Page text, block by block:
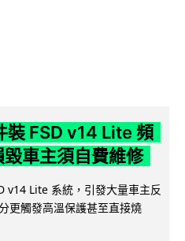
FSD v14 Lite 頻
車主須自費維修
v14 Lite 系統，引發大量車主反
更觸發高溫保護甚至直接燒